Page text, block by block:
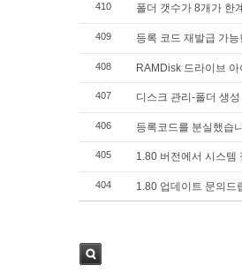
410 폴더 갯수가 8개가 한
409 등록 코드 재발급 가
408 RAMDisk 드라이브
407 디스크 관리-폴더 생
406 등록코드를 분실했습
405 1.80 버전에서 시스템
404 1.80 업데이트 문의드